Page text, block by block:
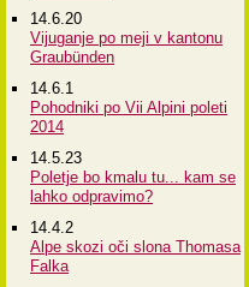
14.6.20
Vijuganje po meji v kantonu
Graubünden
14.6.1
Pohodniki po Vii Alpini poleti
2014
14.5.23
Poletje bo kmalu tu... kam se
lahko odpravimo?
14.4.2
Alpe skozi oči slona Thomasa
Falka